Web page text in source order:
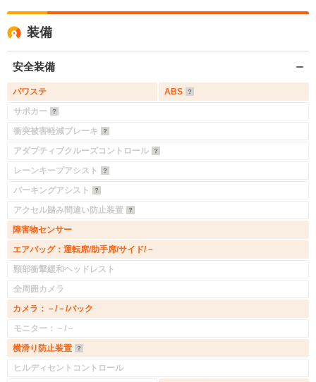
装備
安全装備
パワステ
ABS
サポカー
衝突被害軽減ブレーキ
アダプティブクルーズコントロール
レーンキープアシスト
パーキングアシスト
アクセル踏み間違い防止装置
障害物センサー
エアバッグ：運転席/助手席/サイド/－
頸部衝撃緩和ヘッドレスト
全周囲カメラ
カメラ：－/－/バック
モニター：－/－
横滑り防止装置
ヒルディセントコントロール